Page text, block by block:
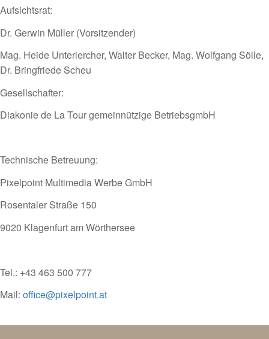
Aufsichtsrat:
Dr. Gerwin Müller (Vorsitzender)
Mag. Heide Unterlercher, Walter Becker, Mag. Wolfgang Sölle,
Dr. Bringfriede Scheu
Gesellschafter:
Diakonie de La Tour gemeinnützige BetriebsgmbH
Technische Betreuung:
Pixelpoint Multimedia Werbe GmbH
Rosentaler Straße 150
9020 Klagenfurt am Wörthersee
Tel.: +43 463 500 777
Mail: office@pixelpoint.at